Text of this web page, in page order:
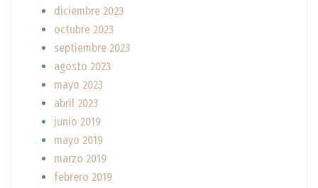
diciembre 2023
octubre 2023
septiembre 2023
agosto 2023
mayo 2023
abril 2023
junio 2019
mayo 2019
marzo 2019
febrero 2019